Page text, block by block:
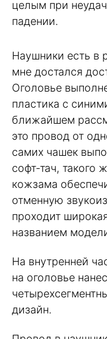
целым при
падении.
Наушники есть в
мне достался
Оголовье
пластика с
ближайшем
это провод от
самих чашек
софт-тач,
кожзама
отменную
проходит
названием
На внутренней
на оголовье
дизайн.